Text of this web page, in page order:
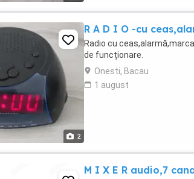
2
R A D I O -cu
Radio cu
de funcționare.
Onesti, Bacau
1 august
M I X E R audio,7